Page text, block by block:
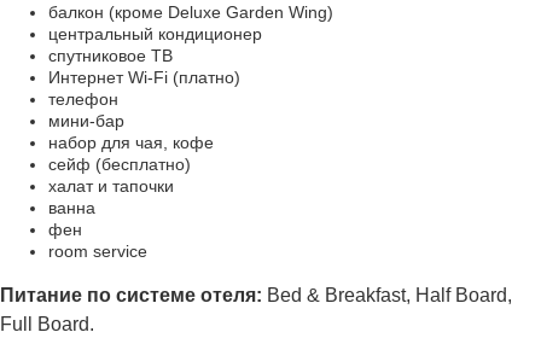
балкон (кроме Deluxe Garden Wing)
центральный кондиционер
спутниковое TВ
Интернет Wi-Fi (платно)
телефон
мини-бар
набор для чая, кофе
сейф (бесплатно)
халат и тапочки
ванна
фен
room service
Питание по системе отеля: Bed & Breakfast, Half Board,
Full Board.